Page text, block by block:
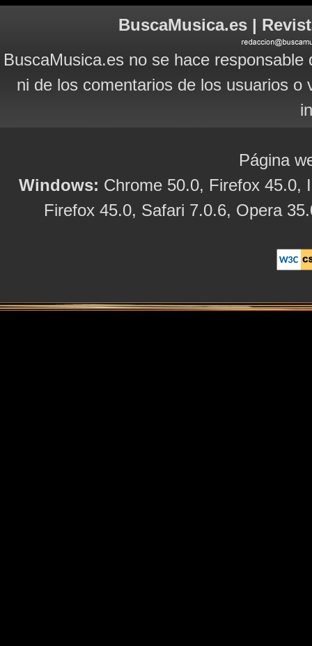
BuscaMusica.es |
BuscaMusica.es no se hace
ni de los comentarios de los usuarios
Página
Windows: Chrome 50.0, Firefox 45.0,
Firefox 45.0, Safari 7.0.6, Opera